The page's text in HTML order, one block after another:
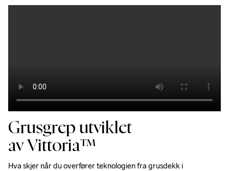
Grusgrep utviklet
av Vittoria™
Hva skjer når du overfører teknologien fra grusdekk i